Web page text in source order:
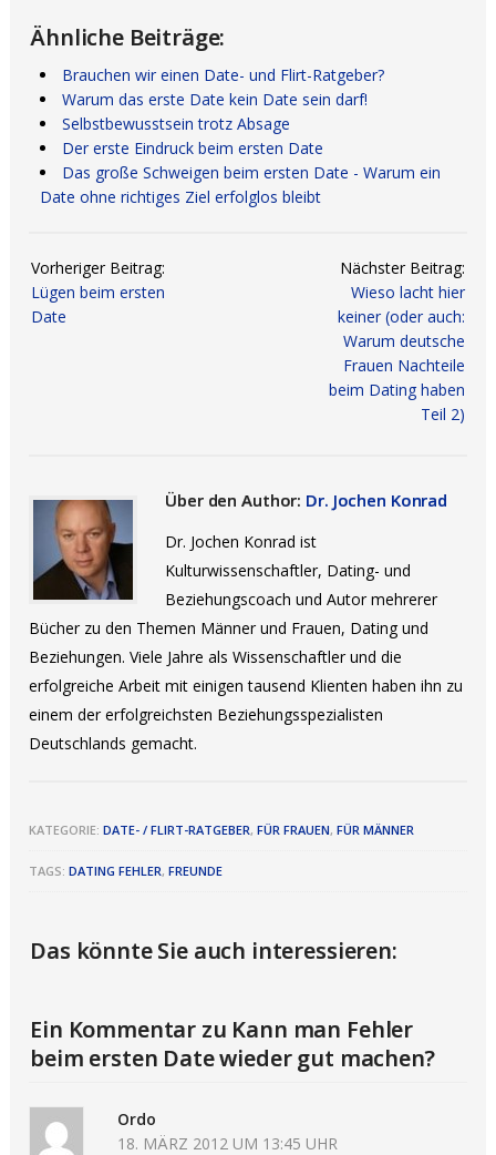
Ähnliche Beiträge:
Brauchen wir einen Date- und Flirt-Ratgeber?
Warum das erste Date kein Date sein darf!
Selbstbewusstsein trotz Absage
Der erste Eindruck beim ersten Date
Das große Schweigen beim ersten Date - Warum ein
Date ohne richtiges Ziel erfolglos bleibt
Vorheriger Beitrag:
Lügen beim ersten
Date
Nächster Beitrag:
Wieso lacht hier
keiner (oder auch:
Warum deutsche
Frauen Nachteile
beim Dating haben
Teil 2)
Über den Author: Dr. Jochen Konrad
Dr. Jochen Konrad ist
Kulturwissenschaftler, Dating- und
Beziehungscoach und Autor mehrerer
Bücher zu den Themen Männer und Frauen, Dating und
Beziehungen. Viele Jahre als Wissenschaftler und die
erfolgreiche Arbeit mit einigen tausend Klienten haben ihn zu
einem der erfolgreichsten Beziehungsspezialisten
Deutschlands gemacht.
KATEGORIE:DATE- / FLIRT-RATGEBER,FÜR FRAUEN,FÜR MÄNNER
TAGS:DATING FEHLER,FREUNDE
Das könnte Sie auch interessieren:
Ein Kommentar zu Kann man Fehler
beim ersten Date wieder gut machen?
Ordo
18. MÄRZ 2012 UM 13:45 UHR